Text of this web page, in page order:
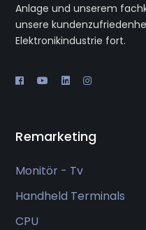
Anlage und unserem
unsere
Elektronikindustrie fort.
Remarketing
Monitör - Tv
Handheld Terminals
CPU